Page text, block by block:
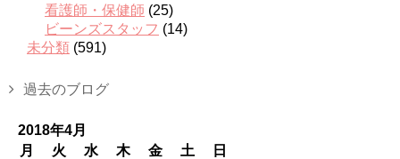
看護師・保健師 (25)
ビーンズスタッフ (14)
未分類 (591)
過去のブログ
2018年4月
月
火 水 木 金 土
日